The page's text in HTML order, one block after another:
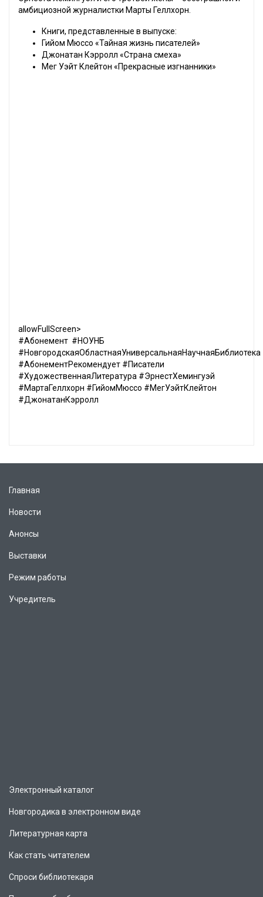
амбициозной журналистки Марты Геллхорн.
Книги, представленные в выпуске:
Гийом Мюссо «Тайная жизнь писателей»
Джонатан Кэрролл «Страна смеха»
Мег Уэйт Клейтон «Прекрасные изгнанники»
allowFullScreen>
#Абонемент #НОУНБ
#НовгородскаяОбластнаяУниверсальнаяНаучнаяБиблиотека
#АбонементРекомендует #Писатели
#ХудожественнаяЛитература #ЭрнестХемингуэй
#МартаГеллхорн #ГийомМюссо #МегУэйтКлейтон
#ДжонатанКэрролл
Главная
Новости
Анонсы
Выставки
Режим работы
Учредитель
Электронный каталог
Новгородика в электронном виде
Литературная карта
Как стать читателем
Спроси библиотекаря